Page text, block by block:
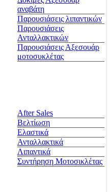
αναβάτη
Παρουσιάσεις λιπαντικών
Παρουσιάσεις
Ανταλλακτικών
Παρουσιάσεις Αξεσουάρ
μοτοσυκλέτας
Αfter Sales
Βελτίωση
Ελαστικά
Ανταλλακτικά
Λιπαντικά
Συντήρηση Μοτοσικλέτας